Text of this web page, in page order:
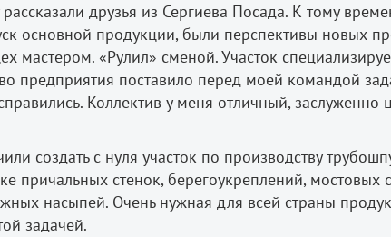
друзья из Сергиева Посада. К тому
основной продукции, были перспективы новых
мастером. «Рулил» сменой. Участок
предприятия поставило перед моей командой
Коллектив у меня отличный,
создать с нуля участок по производству
причальных стенок, берегоукреплений, мостовых
насыпей. Очень нужная для всей страны
задачей.